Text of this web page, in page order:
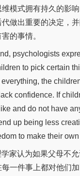
模式拥有持久的影
做出重要的决定，
的事情。
psychologists
to pick certain
the
confidence. If
and do not have
up being less
to make their
家认为如果父母不
一件事上都对他们